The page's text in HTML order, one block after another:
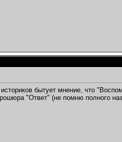
бытует мнение, что
"Ответ" (не помню полного